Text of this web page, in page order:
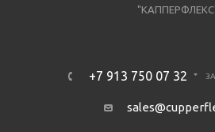
+7 913 750 07 32